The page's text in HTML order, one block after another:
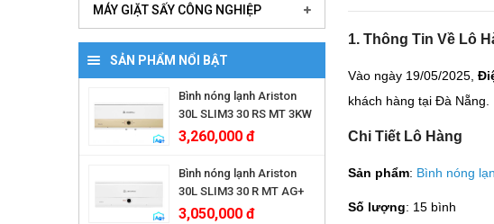
Bình nóng lạnh Ariston 15 Lít
Bình nóng lạnh Ariston 6 Lít
Bình nóng lạnh Ariston 80 Lít
Bình nóng lạnh Rossi 20 Lít
Bình nóng lạnh Rossi 30 Lít
Bình nóng lạnh Ferroli 15 lít
Bình nóng lạnh Ferroli 20 Lít
Bình nóng lạnh Ferroli 50 Lít
bình nóng lạnh Picenza 10 lit
Bình nóng lạnh Picenza 15 lit
Bình nóng lạnh Picenza 30 lit
MÁY GIẶT SẤY CÔNG NGHIỆP
Máy Giặt Công Nghiệp
Máy ép chân không - Nén khí
SẢN PHẨM NỔI BẬT
Bình nóng lạnh Ariston
30L SLIM3 30 RS MT 3KW
3,260,000 đ
Bình nóng lạnh Ariston
30L SLIM3 30 R MT AG+
3,050,000 đ
1. Thông Tin Về Lô
Vào ngày 19/05/2025,
khách hàng tại Đà Nẵng.
Chi Tiết Lô Hàng
Sản phẩm: Bình nóng
Số lượng: 15 bình